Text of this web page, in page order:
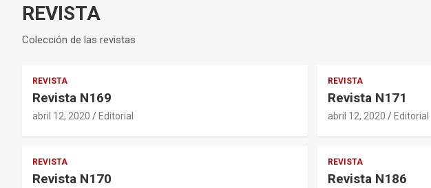
REVISTA
Colección de las revistas
REVISTA
Revista N169
abril 12, 2020 Editorial
REVISTA
Revista N171
abril 12, 2020 Editorial
REVISTA
Revista N170
REVISTA
Revista N186